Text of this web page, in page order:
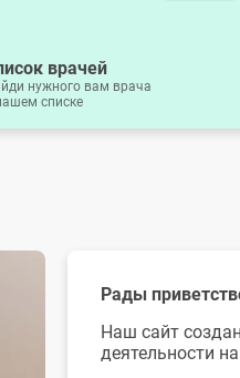
врачей
нужного вам врача
списке
Рады
Наш сайт
деятельности